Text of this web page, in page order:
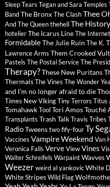
SleepTears Tegan and Sara Temples
BandThe BronxThe ClashThee
And The QueenthehellThe
hotelierThe Icarus LineThe Internet
FormidableThe Julie Ruin The K.
Lawrence Arms Them Crooked
Pastels The Postal ServiceThe
Therapy?These New Puritans
ThermalsThe Vines The Wonder
and I'm no longer afraid to die
Times New VikingTiny Terrors Titus
TomahawkToolTori AmosTouché
Transplants Trash TalkTravis Tribes
RadioTweenstwo fify-fourTy
Vaccines Vampire Weekend Van
Veronica Falls VerveViewVines
Walter Schreifels WarpaintWavves
Weezerweird al yankovicWhite
White StripesWild Flag